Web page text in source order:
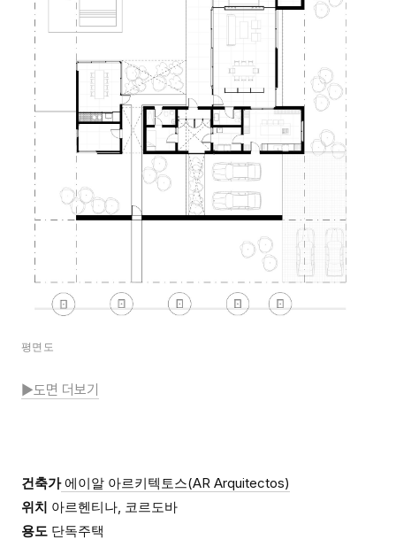
평면도
▶도면 더보기
건축가에이알 아르키텍토스(AR Arquitectos)
위치 아르헨티나, 코르도바
용도 단독주택